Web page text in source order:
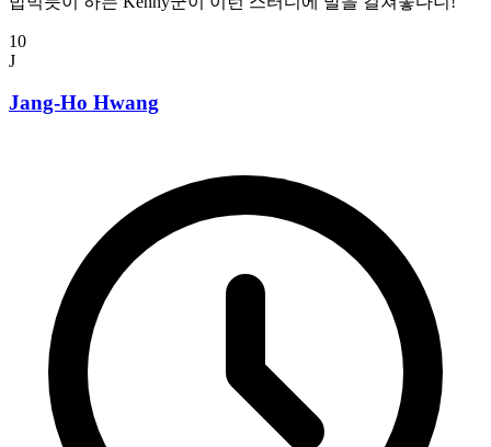
10
J
Jang-Ho Hwang